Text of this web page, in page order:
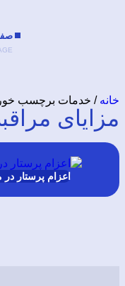
خانه / خدمات برچسب
مزایای
اعزام پرستار در